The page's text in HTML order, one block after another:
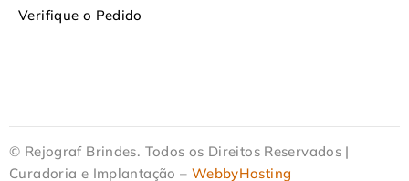
Verifique o Pedido
© Rejograf Brindes. Todos os Direitos Reservados |
Curadoria e Implantação – WebbyHosting